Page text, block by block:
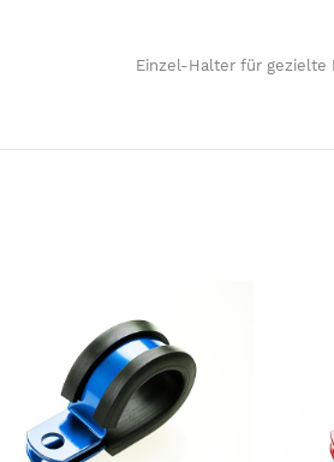
Einzel-Halter für gezielte